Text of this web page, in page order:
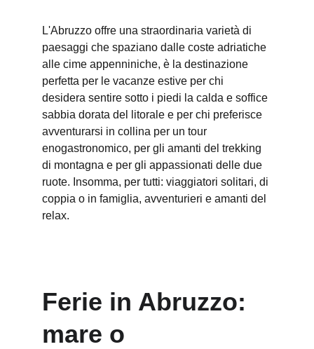
L'Abruzzo offre una straordinaria varietà di
paesaggi che spaziano dalle coste adriatiche
alle cime appenniniche, è la destinazione
perfetta per le vacanze estive per chi
desidera sentire sotto i piedi la calda e soffice
sabbia dorata del litorale e per chi preferisce
avventurarsi in collina per un tour
enogastronomico, per gli amanti del trekking
di montagna e per gli appassionati delle due
ruote. Insomma, per tutti: viaggiatori solitari, di
coppia o in famiglia, avventurieri e amanti del
relax.
Ferie in Abruzzo:
mare o